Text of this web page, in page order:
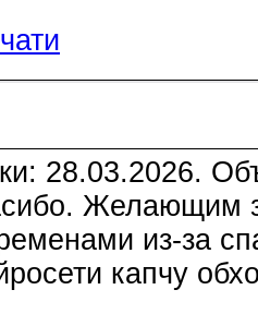
28.03.2026.
Желающим
из-за
капчу